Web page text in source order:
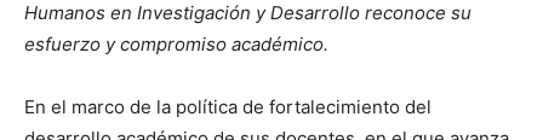
Humanos en Investigación y Desarrollo reconoce su
esfuerzo y compromiso académico.
En el marco de la política de fortalecimiento del